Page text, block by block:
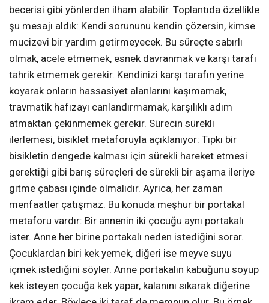
becerisi gibi yönlerden ilham alabilir. Toplantıda özellikle
şu mesajı aldık: Kendi sorununu kendin çözersin, kimse
mucizevi bir yardım getirmeyecek. Bu süreçte sabırlı
olmak, acele etmemek, esnek davranmak ve karşı tarafı
tahrik etmemek gerekir. Kendinizi karşı tarafın yerine
koyarak onların hassasiyet alanlarını kaşımamak,
travmatik hafızayı canlandırmamak, karşılıklı adım
atmaktan çekinmemek gerekir. Sürecin sürekli
ilerlemesi, bisiklet metaforuyla açıklanıyor: Tıpkı bir
bisikletin dengede kalması için sürekli hareket etmesi
gerektiği gibi barış süreçleri de sürekli bir aşama ileriye
gitme çabası içinde olmalıdır. Ayrıca, her zaman
menfaatler çatışmaz. Bu konuda meşhur bir portakal
metaforu vardır: Bir annenin iki çocuğu aynı portakalı
ister. Anne her birine portakalı neden istediğini sorar.
Çocuklardan biri kek yemek, diğeri ise meyve suyu
içmek istediğini söyler. Anne portakalın kabuğunu soyup
kek isteyen çocuğa kek yapar, kalanını sıkarak diğerine